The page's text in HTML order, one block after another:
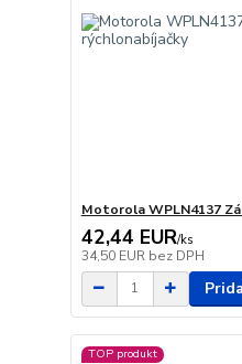
Motorola WPLN4137
42,44 EUR/ks
34,50 EUR bez DPH
TOP produkt